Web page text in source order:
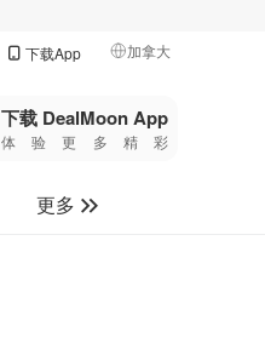
下载App 加拿大
🇺🇸
美国
🇨🇳中国
🇨🇦加拿大
下载 DealMoon App
体验更多精彩
更多